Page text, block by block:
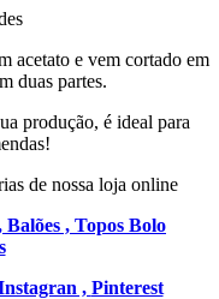
acetato e vem cortado em
duas partes.
produção, é ideal para
de nossa loja online
Balões , Topos Bolo
, Pinterest